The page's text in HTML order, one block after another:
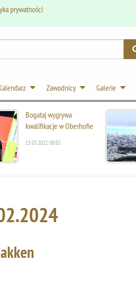
prywatności
Zawodnicy Galerie
Bogataj wygrywa
kwalifikacje w Oberhofie
13.03.2022 08:02